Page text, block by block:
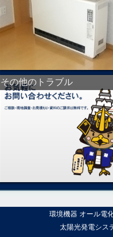
その他のトラブル
環境機器 オール電
太陽光発電シス